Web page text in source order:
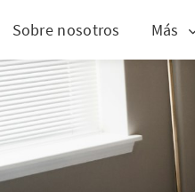
Sobre nosotros Más